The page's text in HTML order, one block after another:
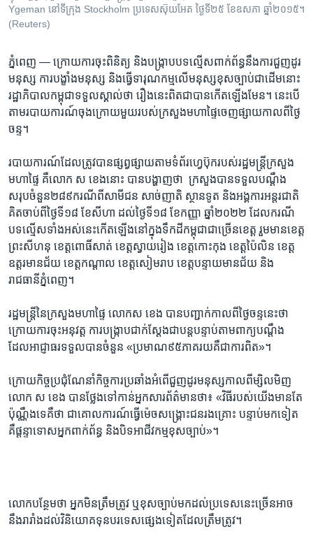
កាន់​
ទំព័រ​
រក
ភាសា
Ygeman នៅ​ទីក្រុង Stockholm ប្រទេស​ស៊ុយអែត ថ្ងៃទី២៥ ខែឧសភា ឆ្នាំ២០១៥។
(Reuters)
ភ្នំពេញ — ក្រោយ​ការ​ចុះ​ពិនិត្យ​ និង​បង្ក្រាប​បទ​ល្មើស​ពាក់ព័ន្ធ​នឹង​ការ​ជួញ​ដូរ​
មនុស្ស​ ការ​បង្ខាំង​មនុស្ស​ និង​ធ្វើ​ទារុណ​កម្ម​លើ​មនុស្ស​ខុស​ច្បាប់ជាដើម​នោះ​
រដ្ឋាភិបាល​កម្ពុជា​ទទួល​ស្គាល់​ថា រឿងនេះ​ពិត​ជា​បានកើត​ឡើងមែន។​ នេះបើ​
តាម​របាយ​ការណ៍​ចុង​ក្រោយ​មួយ​របស់​ក្រសួង​មហាផ្ទៃ​ចេញ​ផ្សាយ​កាលពី​ថ្ងៃ
ចន្ទ។​
របាយ​ការណ៍​ដែល​ត្រូវ​បាន​ផ្សព្វ​ផ្សាយ​តាម​ទំព័រ​ហ្វេប៊ុករបស់​រដ្ឋមន្ត្រី​ក្រសួង​
មហា​ផ្ទៃ​ គឺលោក​ ស ខេង​នោះ ​បាន​បង្ហាញ​ថា​ ​ ក្រសួង​បាន​ទទួល​បណ្ដឹង​
សរុប​ចំនួន​២៨៩​ករណី​ពី​សាមី​ជន ​សាច់ញាតិ ​ស្ថានទូត​ និង​អង្គការ​អន្តរជាតិ
គិត​ចាប់​ពី​ថ្ងៃ​ទី​១៨​ ខែ​សីហា ​ដល់​ថ្ងៃ​ទី១៨ ​ខែ​កញ្ញា ​ឆ្នាំ២០២២ ​ដែល​ករណី​
បទល្មើស​ទាំង​អស់​នេះ​កើត​ឡើង​នៅ​ក្នុង​ទឹកដី​កម្ពុជា​ជា​ច្រើនខេត្ត ​រួម​មាន​ខេត្ត​
ព្រះ​សីហនុ ខេត្ត​ពោធិ៍សាត់ ​ខេត្ត​ស្វាយរៀង​ ខេត្ត​កោះកុង ​ខេត្ត​ប៉ៃលិន​ ខេត្ត​
ឧត្តរមានជ័យ​ ខេត្ត​កណ្ដាល ​ខេត្ត​សៀមរាប​ ខេត្ត​បន្ទាយ​មាន​ជ័យ​ និង​
រាជធានី​ភ្នំពេញ។​
រដ្ឋ​មន្ត្រី​នៃ​ក្រសួង​មហាផ្ទៃ​ លោក​ស ខេង​ បាន​បញ្ជាក់​កាល​ពី​ថ្ងៃ​ចន្ទ​នេះ​ថា
ក្រោយ​ការ​ចុះ​អនុវត្ត​ ការ​បង្ក្រាប​ជាក់ស្ដែង​ជា​បន្ត​បន្ទាប់តាម​ពាក្យ​បណ្តឹង​
ដែល​អាជ្ញាធរ​ទទួល​បាន​ចំនួន​ ​«ប្រមាណ​៩៥​ភាគរយ​គឺ​ជា​ការ​ពិត»។​
ក្រោយ​កិច្ច​ប្រជុំ​ណែនាំ​កិច្ចការ​ប្រឆាំង​អំពើ​ជួញ​ដូរ​មនុស្ស​កាល​ពី​ម្សិលមិញ​
លោក​ ស ខេង ​បាន​ថ្លែង​ទៅ​កាន់​អ្នក​សារព័ត៌​មាន​ថា៖ ​«វិធី​របស់​យើង​មាន​តែ​
ប៉ុណ្ណឹង​ទេ​គឺ​ថា​ ជា​គោល​ការណ៍​ធ្វើ​ម៉េច​សង្គ្រោះ​ជនរង​គ្រោះ​ បន្ទាប់​មក​ទៀត​
គឺ​ផ្តន្ទាទោស​អ្នក​ពាក់​ព័ន្ធ​ និង​បិទ​អាជីវកម្ម​ខុស​ច្បាប់»។​
លោក​បន្ថែម​ថា​ អ្នក​មិន​ត្រឹមត្រូវ ​ឬ​ខុសច្បាប់មក​ដល់​ប្រទេស​នេះច្រើន​អាច​
នឹងរារាំង​ដល់​វិនិយោគ​ទុន​បរទេស​ផ្សេង​ទៀត​ដែល​ត្រឹមត្រូវ។​